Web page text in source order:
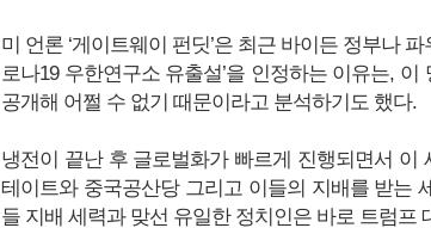
미 언론 ‘게이트웨이 펀딧’은 최근 바이든 정부나
로나19 우한연구소 유출설’을 인정하는 이유는,
공개해 어쩔 수 없기 때문이라고 분석하기도 했다.
냉전이 끝난 후 글로벌화가 빠르게 진행되면서 이
테이트와 중국공산당 그리고 이들의 지배를 받는
들 지배 세력과 맞선 유일한 정치인은 바로 트럼프